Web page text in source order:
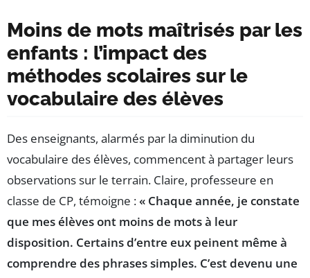
Moins de mots maîtrisés par les
enfants : l’impact des
méthodes scolaires sur le
vocabulaire des élèves
Des enseignants, alarmés par la diminution du
vocabulaire des élèves, commencent à partager leurs
observations sur le terrain. Claire, professeure en
classe de CP, témoigne :« Chaque année, je constate
que mes élèves ont moins de mots à leur
disposition. Certains d’entre eux peinent même à
comprendre des phrases simples. C’est devenu une